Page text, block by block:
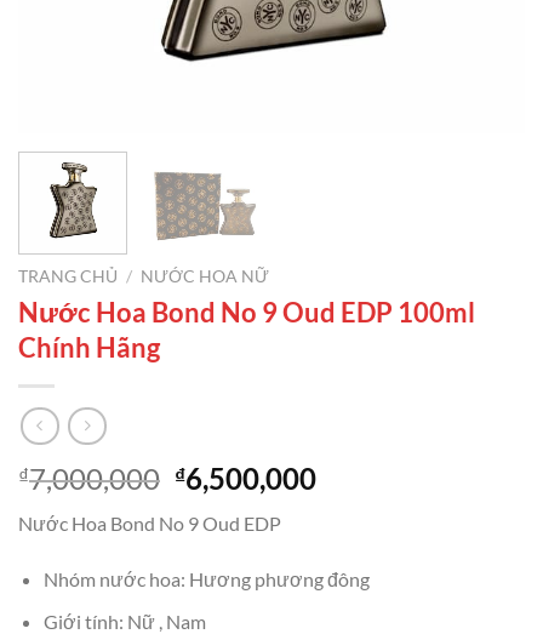
TRANG CHỦ / NƯỚC HOA NỮ
Nước Hoa Bond No 9 Oud EDP 100ml
Chính Hãng
₫7,000,000 Giá
gốc
là:
₫7,000,000.
₫6,500,000Giá
là:
₫6,500,000.
Nước Hoa Bond No 9 Oud EDP
Nhóm nước hoa: Hương phương đông
Giới tính: Nữ , Nam